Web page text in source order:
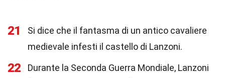
21
Si dice che il fantasma di un antico cavaliere
medievale infesti il castello di Lanzoni.
22
Durante la Seconda Guerra Mondiale, Lanzoni